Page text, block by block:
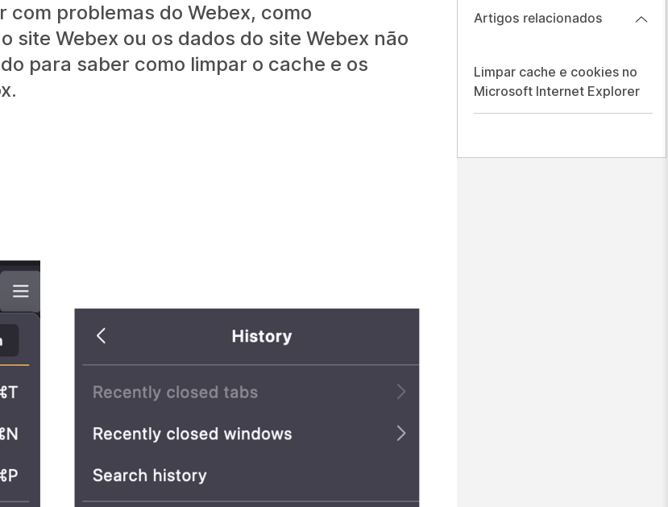
com problemas do Webex, como
Webex ou os dados do site Webex não
para saber como limpar o cache e os
Artigos relacionados
Limpar cache e cookies no
Microsoft Internet Explorer